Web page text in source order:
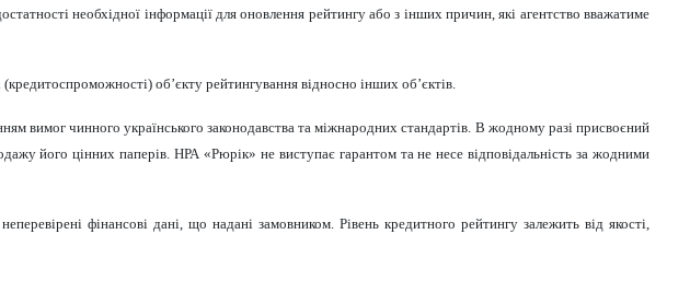
необхідної інформації для оновлення рейтингу або з інших причин, які агентство вважатиме
об’єкту рейтингування відносно інших об’єктів.
вимог чинного українського законодавства та міжнародних стандартів. В жодному разі присвоєний
його цінних паперів. НРА «Рюрік» не виступає гарантом та не несе відповідальність за жодними
фінансові дані, що надані замовником. Рівень кредитного рейтингу залежить від якості,